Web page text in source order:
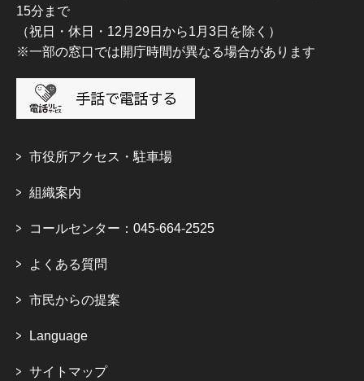
15分まで
（祝日・休日・12月29日から1月3日を除く）
※一部の窓口では開庁時間が異なる場合があります
市役所アクセス・駐車場
組織案内
コールセンター：045-664-2525
よくある質問
市民からの提案
Language
サイトマップ